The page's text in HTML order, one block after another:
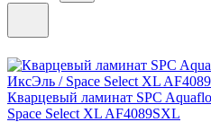
Кварцевый ламинат SPC
Space Select XL AF4089SXL